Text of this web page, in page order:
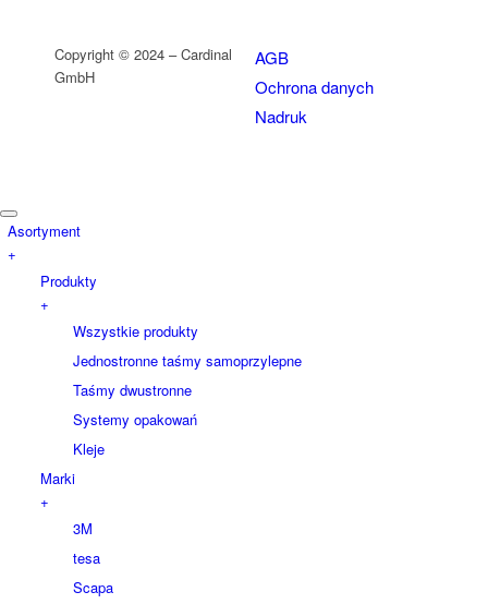
Copyright © 2024 – Cardinal
GmbH
AGB
Ochrona danych
Nadruk
Asortyment
+
Produkty
+
Wszystkie produkty
Jednostronne taśmy samoprzylepne
Taśmy dwustronne
Systemy opakowań
Kleje
Marki
+
3M
tesa
Scapa